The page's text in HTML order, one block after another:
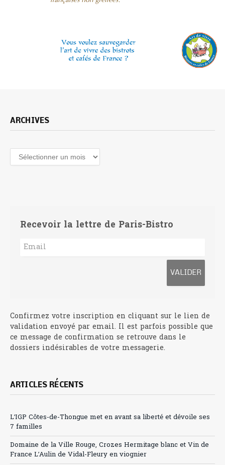
ARCHIVES
Archives
Recevoir la lettre de Paris-Bistro
Confirmez votre inscription en cliquant sur le lien de
validation envoyé par email. Il est parfois possible que
ce message de confirmation se retrouve dans le
dossiers indésirables de votre messagerie.
ARTICLES RÉCENTS
L’IGP Côtes-de-Thongue met en avant sa liberté et dévoile ses
7 familles
Domaine de la Ville Rouge, Crozes Hermitage blanc et Vin de
France L’Aulin de Vidal-Fleury en viognier